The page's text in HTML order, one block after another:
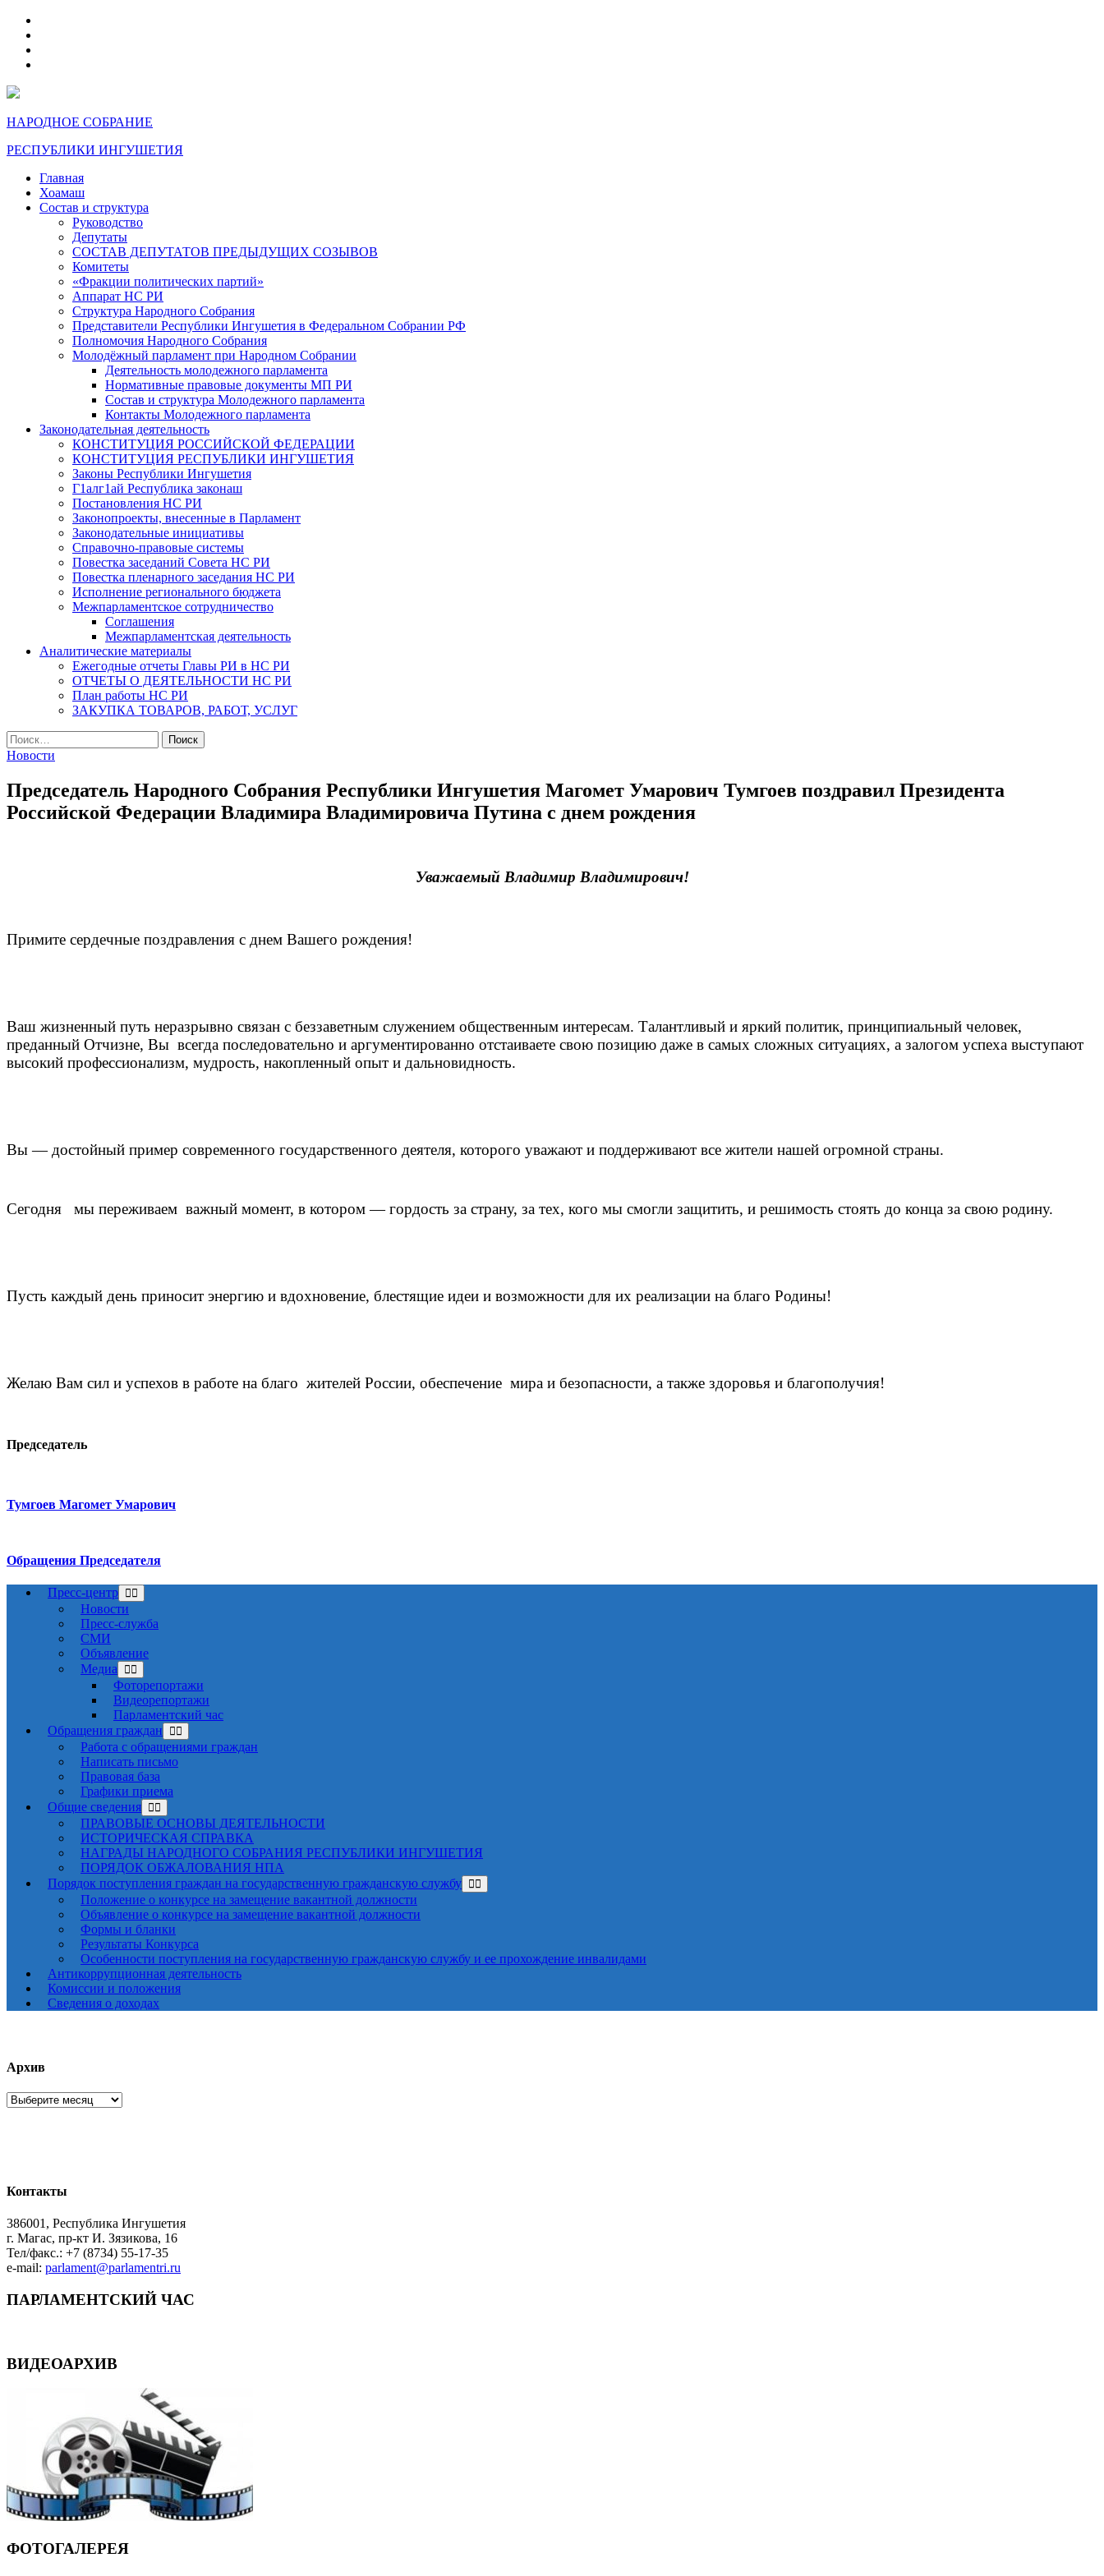
НАРОДНОЕ СОБРАНИЕ
РЕСПУБЛИКИ ИНГУШЕТИЯ
Главная
Хоамаш
Состав и структура
Руководство
Депутаты
СОСТАВ ДЕПУТАТОВ ПРЕДЫДУЩИХ СОЗЫВОВ
Комитеты
«Фракции политических партий»
Аппарат НС РИ
Структура Народного Собрания
Представители Республики Ингушетия в Федеральном Собрании РФ
Полномочия Народного Собрания
Молодёжный парламент при Народном Собрании
Деятельность молодежного парламента
Нормативные правовые документы МП РИ
Состав и структура Молодежного парламента
Контакты Молодежного парламента
Законодательная деятельность
КОНСТИТУЦИЯ РОССИЙСКОЙ ФЕДЕРАЦИИ
КОНСТИТУЦИЯ РЕСПУБЛИКИ ИНГУШЕТИЯ
Законы Республики Ингушетия
Г1алг1ай Республика законаш
Постановления НС РИ
Законопроекты, внесенные в Парламент
Законодательные инициативы
Справочно-правовые системы
Повестка заседаний Совета НС РИ
Повестка пленарного заседания НС РИ
Исполнение регионального бюджета
Межпарламентское сотрудничество
Соглашения
Межпарламентская деятельность
Аналитические материалы
Ежегодные отчеты Главы РИ в НС РИ
ОТЧЕТЫ О ДЕЯТЕЛЬНОСТИ НС РИ
План работы НС РИ
ЗАКУПКА ТОВАРОВ, РАБОТ, УСЛУГ
Найти:
Новости
Председатель Народного Собрания Республики Ингушетия Магомет Умарович Тумгоев поздравил Президента
Российской Федерации Владимира Владимировича Путина с днем рождения
Уважаемый Владимир Владимирович!
Примите сердечные поздравления с днем Вашего рождения!
Ваш жизненный путь неразрывно связан с беззаветным служением общественным интересам. Талантливый и яркий политик, принципиальный человек,
преданный Отчизне, Вы всегда последовательно и аргументированно отстаиваете свою позицию даже в самых сложных ситуациях, а залогом успеха выступают
высокий профессионализм, мудрость, накопленный опыт и дальновидность.
Вы — достойный пример современного государственного деятеля, которого уважают и поддерживают все жители нашей огромной страны.
Сегодня мы переживаем важный момент, в котором — гордость за страну, за тех, кого мы смогли защитить, и решимость стоять до конца за свою родину.
Пусть каждый день приносит энергию и вдохновение, блестящие идеи и возможности для их реализации на благо Родины!
Желаю Вам сил и успехов в работе на благо жителей России, обеспечение мира и безопасности, а также здоровья и благополучия!
Председатель
Тумгоев Магомет Умарович
Обращения Председателя
Пресс-центр
Новости
Пресс-служба
СМИ
Объявление
Медиа
Фоторепортажи
Видеорепортажи
Парламентский час
Обращения граждан
Работа с обращениями граждан
Написать письмо
Правовая база
Графики приема
Общие сведения
ПРАВОВЫЕ ОСНОВЫ ДЕЯТЕЛЬНОСТИ
ИСТОРИЧЕСКАЯ СПРАВКА
НАГРАДЫ НАРОДНОГО СОБРАНИЯ РЕСПУБЛИКИ ИНГУШЕТИЯ
ПОРЯДОК ОБЖАЛОВАНИЯ НПА
Порядок поступления граждан на государственную гражданскую службу
Положение о конкурсе на замещение вакантной должности
Объявление о конкурсе на замещение вакантной должности
Формы и бланки
Результаты Конкурса
Особенности поступления на государственную гражданскую службу и ее прохождение инвалидами
Антикоррупционная деятельность
Комиссии и положения
Сведения о доходах
Архив
Архив
Контакты
386001, Республика Ингушетия
г. Магас, пр-кт И. Зязикова, 16
Тел/факс.: +7 (8734) 55-17-35
e-mail: parlament@parlamentri.ru
ПАРЛАМЕНТСКИЙ ЧАС
ВИДЕОАРХИВ
ФОТОГАЛЕРЕЯ